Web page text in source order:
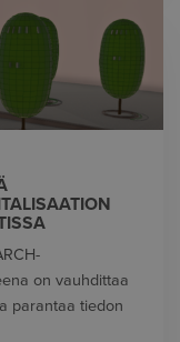
on vauhdittaa
parantaa tiedon